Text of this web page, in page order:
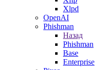
Xlpd
OpenAI
Phishman
Назад
Phishman
Base
Enterprise